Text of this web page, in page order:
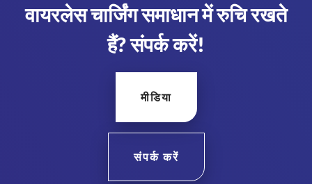
वायरलेस चार्जिंग समाधान में रुचि रखते
हैं? संपर्क करें!
मीडिया
संपर्क करें